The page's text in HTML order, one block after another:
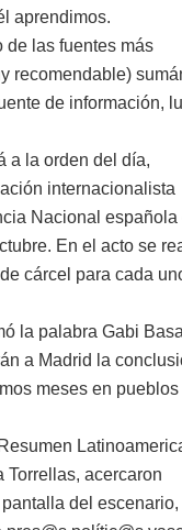
aprendimos.
de las fuentes más
recomendable)
de información,
a la orden del día,
internacionalista
Nacional española
En el acto se
cárcel para cada
la palabra Gabi
a Madrid la
meses en pueblos
Torrellas, acercaron
del escenario,